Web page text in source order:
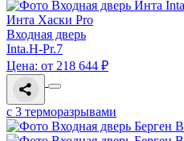
Инта Хаски Pro
Входная дверь
Inta.H-Pr.7
Цена: от 218 644 ₽
с 3 терморазрывами